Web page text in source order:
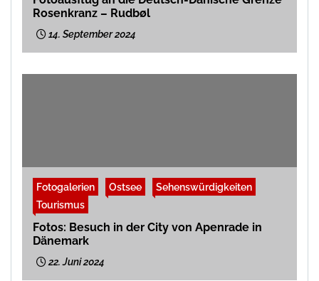
Rosenkranz – Rudbøl
14. September 2024
Fotogalerien Ostsee
Sehenswürdigkeiten
Tourismus
Fotos: Besuch in der City von Apenrade in
Dänemark
22. Juni 2024